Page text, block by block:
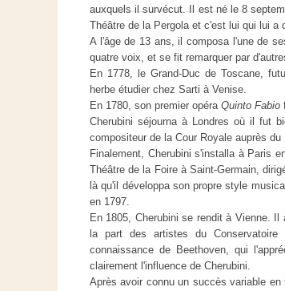
auxquels il survécut. Il est né le 8
Théâtre de la Pergola et c'est lui qui lui a
A l'âge de 13 ans, il composa l'une de
quatre voix, et se fit remarquer par
En 1778, le Grand-Duc de Toscane,
herbe étudier chez Sarti à Venise.
En 1780, son premier opéraQuinto Fabio
Cherubini séjourna à Londres où il fut
compositeur de la Cour Royale auprès du
Finalement, Cherubini s'installa à Paris
Théâtre de la Foire à Saint-Germain,
là qu'il développa son propre style
en 1797.
En 1805, Cherubini se rendit à Vienne.
la part des artistes du
connaissance de Beethoven, qui
clairement l'influence de Cherubini.
Après avoir connu un succès variable